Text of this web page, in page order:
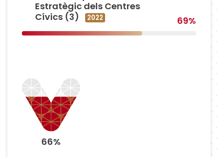
Estratègic dels Centres
Cívics (3)
2022 69%
66%